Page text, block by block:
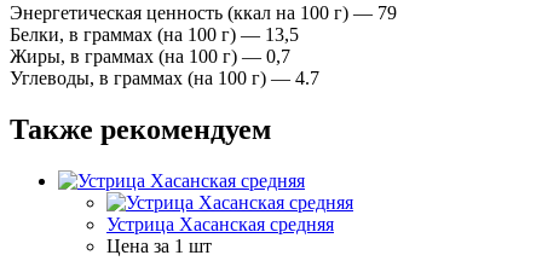
Энергетическая ценность (ккал на 100 г) — 79
Белки, в граммах (на 100 г) — 13,5
Жиры, в граммах (на 100 г) — 0,7
Углеводы, в граммах (на 100 г) — 4.7
Также рекомендуем
Устрица Хасанская средняя
Цена за 1 шт